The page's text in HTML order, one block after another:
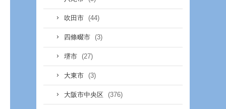
吹田市 (44)
四條畷市 (3)
堺市 (27)
大東市 (3)
大阪市中央区 (376)